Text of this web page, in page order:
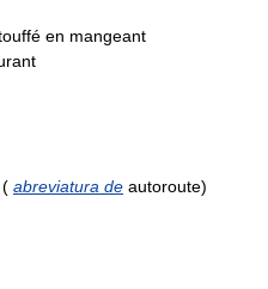
en mangeant
abreviatura de autoroute)